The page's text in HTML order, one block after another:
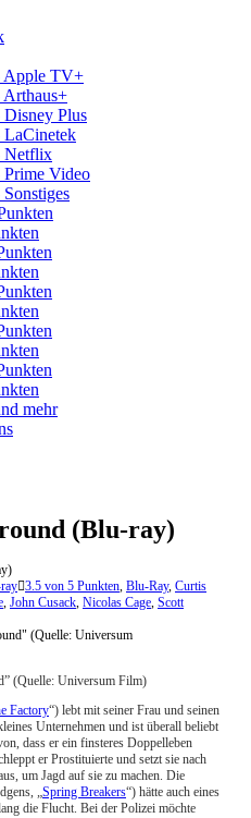
TV+
Plus
Video
mehr
(Blu-ray)
3.5 von 5 Punkten, Blu-Ray, Curtis
, John Cusack, Nicolas Cage, Scott
(Quelle: Universum Film)
Factory“) lebt mit seiner Frau und seinen
Unternehmen und ist überall beliebt
dass er ein finsteres Doppelleben
er Prostituierte und setzt sie nach
um Jagd auf sie zu machen. Die
„Spring Breakers“) hätte auch eines
die Flucht. Bei der Polizei möchte